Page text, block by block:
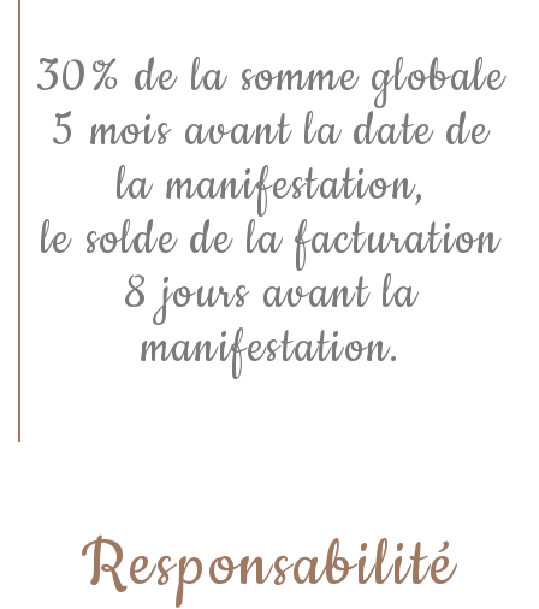
30% de la somme globale
5 mois avant la date de
la manifestation,
le solde de la facturation
8 jours avant la
manifestation.
Responsabilité